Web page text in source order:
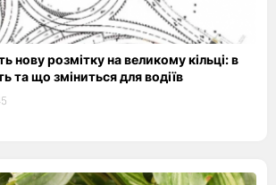
нову розмітку на великому кільці: в
та що зміниться для водіїв